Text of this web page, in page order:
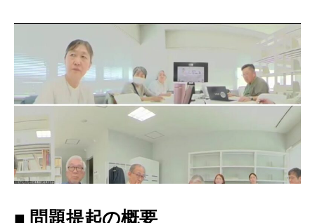
■ 問題提起の概要